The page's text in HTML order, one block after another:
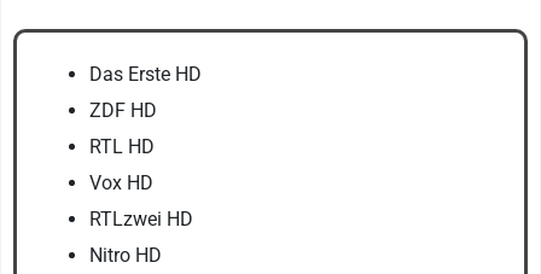
Das Erste HD
ZDF HD
RTL HD
Vox HD
RTLzwei HD
Nitro HD